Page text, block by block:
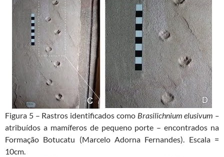
Figura 5 – Rastros identificados comoBrasilichnium elusivum –
atribuídos a mamíferos de pequeno porte – encontrados na
Formação Botucatu (Marcelo Adorna Fernandes). Escala =
10cm.